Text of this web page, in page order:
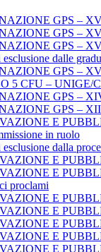
GPS –
GPS –
GPS –
dalle
GPS –
5 CFU –
GPS –
GPS –
E
in ruolo
dalla
E
E
proclami
E
E
E
E
E